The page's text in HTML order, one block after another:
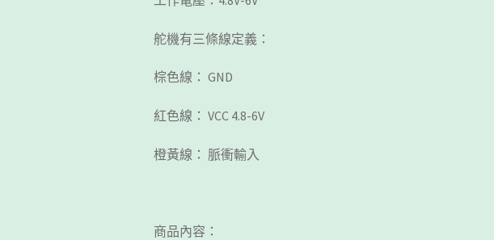
舵機有三條線定義：
棕色線： GND
紅色線： VCC 4.8-6V
橙黃線： 脈衝輸入
商品內容：